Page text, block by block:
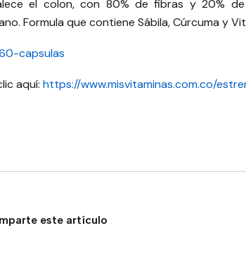
el colon, con 80% de fibras y 20% de
Formula que contiene Sábila, Cúrcuma y
capsulas
aquí: https://www.misvitaminas.com.co/
este artículo